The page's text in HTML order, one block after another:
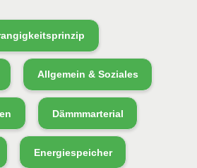
Allgemein & Soziales
Dämmmarterial
Energiespeicher